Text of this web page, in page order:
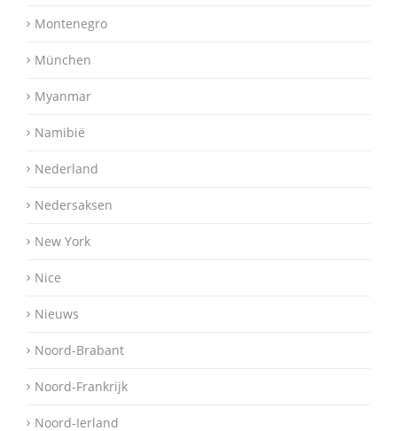
Montenegro
München
Myanmar
Namibië
Nederland
Nedersaksen
New York
Nice
Nieuws
Noord-Brabant
Noord-Frankrijk
Noord-Ierland